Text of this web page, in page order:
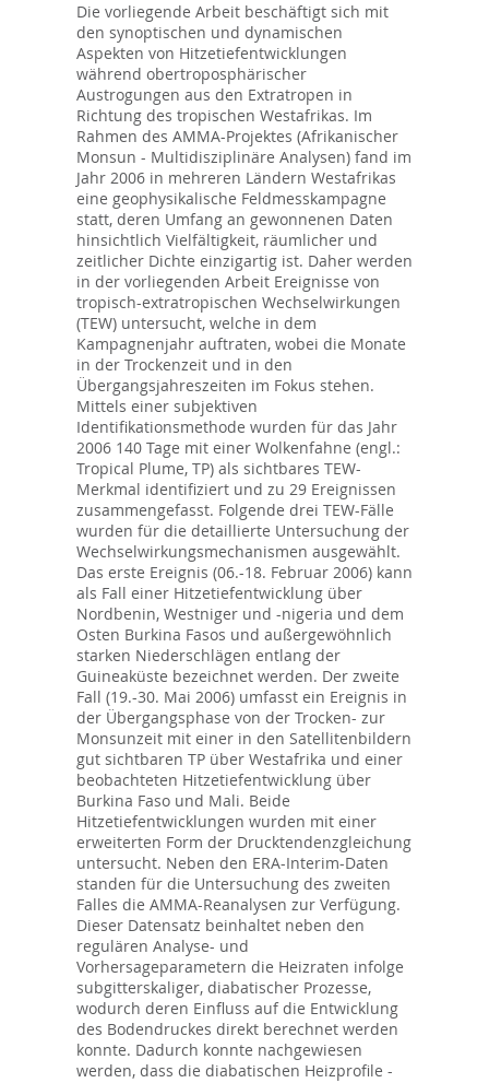
Die vorliegende Arbeit beschäftigt sich mit
den synoptischen und dynamischen
Aspekten von Hitzetiefentwicklungen
während obertroposphärischer
Austrogungen aus den Extratropen in
Richtung des tropischen Westafrikas. Im
Rahmen des AMMA-Projektes (Afrikanischer
Monsun - Multidisziplinäre Analysen) fand im
Jahr 2006 in mehreren Ländern Westafrikas
eine geophysikalische Feldmesskampagne
statt, deren Umfang an gewonnenen Daten
hinsichtlich Vielfältigkeit, räumlicher und
zeitlicher Dichte einzigartig ist. Daher werden
in der vorliegenden Arbeit Ereignisse von
tropisch-extratropischen Wechselwirkungen
(TEW) untersucht, welche in dem
Kampagnenjahr auftraten, wobei die Monate
in der Trockenzeit und in den
Übergangsjahreszeiten im Fokus stehen.
Mittels einer subjektiven
Identifikationsmethode wurden für das Jahr
2006 140 Tage mit einer Wolkenfahne (engl.:
Tropical Plume, TP) als sichtbares TEW-
Merkmal identifiziert und zu 29 Ereignissen
zusammengefasst. Folgende drei TEW-Fälle
wurden für die detaillierte Untersuchung der
Wechselwirkungsmechanismen ausgewählt.
Das erste Ereignis (06.-18. Februar 2006) kann
als Fall einer Hitzetiefentwicklung über
Nordbenin, Westniger und -nigeria und dem
Osten Burkina Fasos und außergewöhnlich
starken Niederschlägen entlang der
Guineaküste bezeichnet werden. Der zweite
Fall (19.-30. Mai 2006) umfasst ein Ereignis in
der Übergangsphase von der Trocken- zur
Monsunzeit mit einer in den Satellitenbildern
gut sichtbaren TP über Westafrika und einer
beobachteten Hitzetiefentwicklung über
Burkina Faso und Mali. Beide
Hitzetiefentwicklungen wurden mit einer
erweiterten Form der Drucktendenzgleichung
untersucht. Neben den ERA-Interim-Daten
standen für die Untersuchung des zweiten
Falles die AMMA-Reanalysen zur Verfügung.
Dieser Datensatz beinhaltet neben den
regulären Analyse- und
Vorhersageparametern die Heizraten infolge
subgitterskaliger, diabatischer Prozesse,
wodurch deren Einfluss auf die Entwicklung
des Bodendruckes direkt berechnet werden
konnte. Dadurch konnte nachgewiesen
werden, dass die diabatischen Heizprofile -